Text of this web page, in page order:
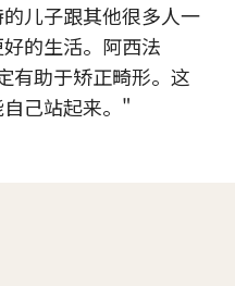
儿子跟其他很多人一
的生活。阿西法
有助于矫正畸形。这
己站起来。"